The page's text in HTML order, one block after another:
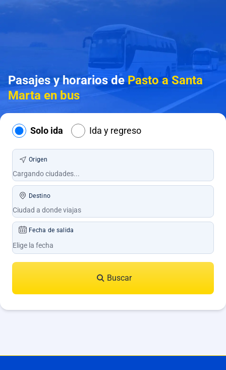
Pasajes y horarios dePasto a Santa
Marta en bus
Solo ida Ida y regreso
Origen
Destino
Fecha de salida
Buscar